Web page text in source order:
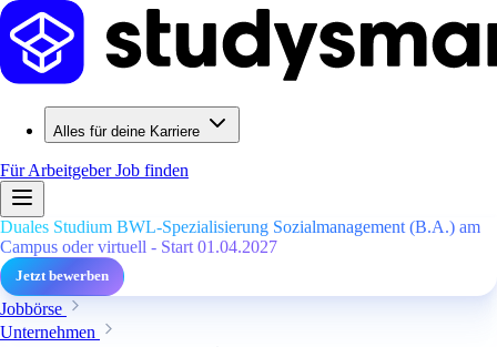
Alles für deine Karriere
Für ArbeitgeberJob finden
Duales Studium BWL-Spezialisierung Sozialmanagement (B.A.) am
Campus oder virtuell - Start 01.04.2027
Jetzt bewerben
Jobbörse
Unternehmen